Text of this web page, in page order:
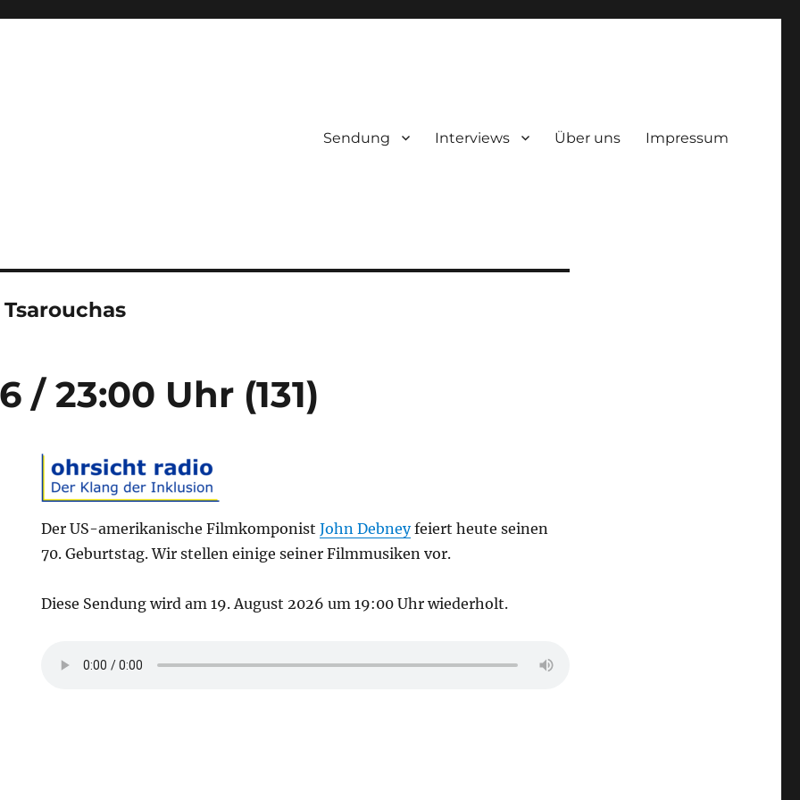
Sendung Interviews Über uns Impressum
/ 23:00 Uhr (131)
Der US-amerikanische FilmkomponistJohn Debneyfeiert heute seinen
70. Geburtstag. Wir stellen einige seiner Filmmusiken vor.
Diese Sendung wird am 19. August 2026 um 19:00 Uhr wiederholt.